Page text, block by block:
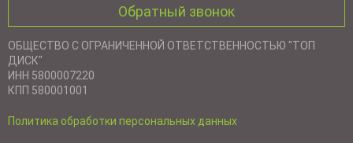
Обратный звонок
ОБЩЕСТВО С ОГРАНИЧЕННОЙ ОТВЕТСТВЕННОСТЬЮ "ТОП
ДИСК"
ИНН 5800007220
КПП 580001001
Политика обработки персональных данных